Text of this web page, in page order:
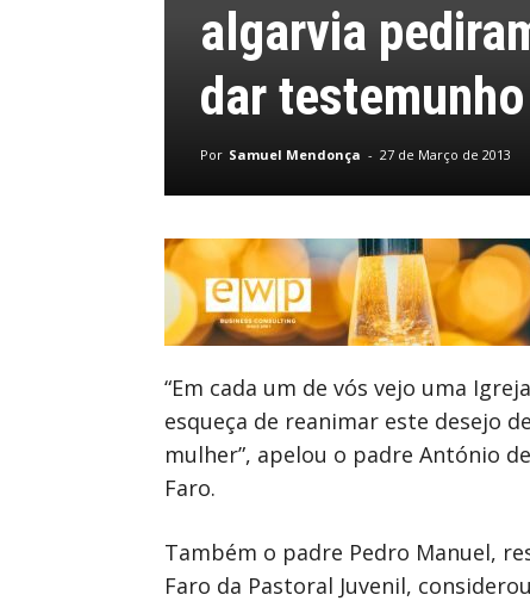
algarvia
dar testemunho
Por Samuel Mendonça - 27 de Março de 2013
“Em cada um de vós vejo uma
esqueça de reanimar este desejo
mulher”, apelou o padre António
Faro.
Também o padre Pedro Manuel,
Faro da Pastoral Juvenil,